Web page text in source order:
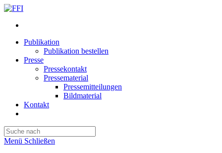
Publikation
Publikation bestellen
Presse
Pressekontakt
Pressematerial
Pressemitteilungen
Bildmaterial
Kontakt
umschalten
Escape
Menü Schließen